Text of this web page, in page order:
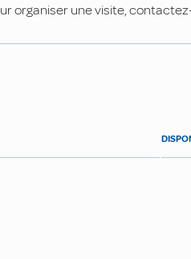
organiser une visite,